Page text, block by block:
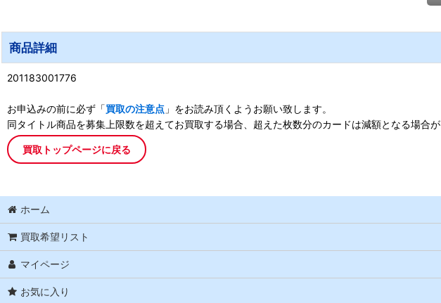
商品詳細
201183001776
お申込みの前に必ず「買取の注意点 」をお読み頂くようお願い致します。
同タイトル商品を募集上限数を超えてお買取する場合、超えた枚数分のカードは減額となる場合
買取トップページに戻る
ホーム
買取希望リスト
マイページ
お気に入り